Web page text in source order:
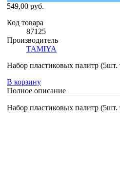
549,00 руб.
Код товара
87125
Производитель
TAMIYA
Набор пластиковых палитр
В корзину
Полное описание
Набор пластиковых палитр